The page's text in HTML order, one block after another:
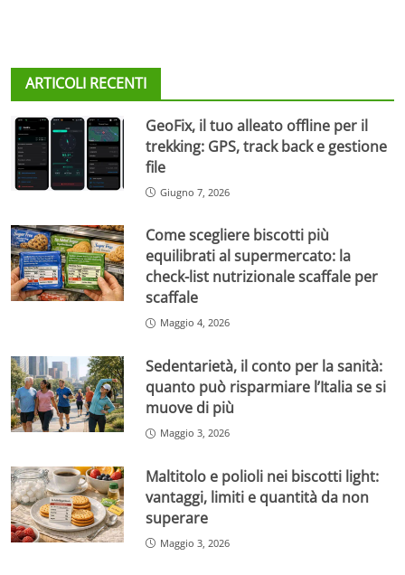
ARTICOLI RECENTI
GeoFix, il tuo alleato offline per il
trekking: GPS, track back e gestione
file
Giugno 7, 2026
Come scegliere biscotti più
equilibrati al supermercato: la
check-list nutrizionale scaffale per
scaffale
Maggio 4, 2026
Sedentarietà, il conto per la sanità:
quanto può risparmiare l’Italia se si
muove di più
Maggio 3, 2026
Maltitolo e polioli nei biscotti light:
vantaggi, limiti e quantità da non
superare
Maggio 3, 2026